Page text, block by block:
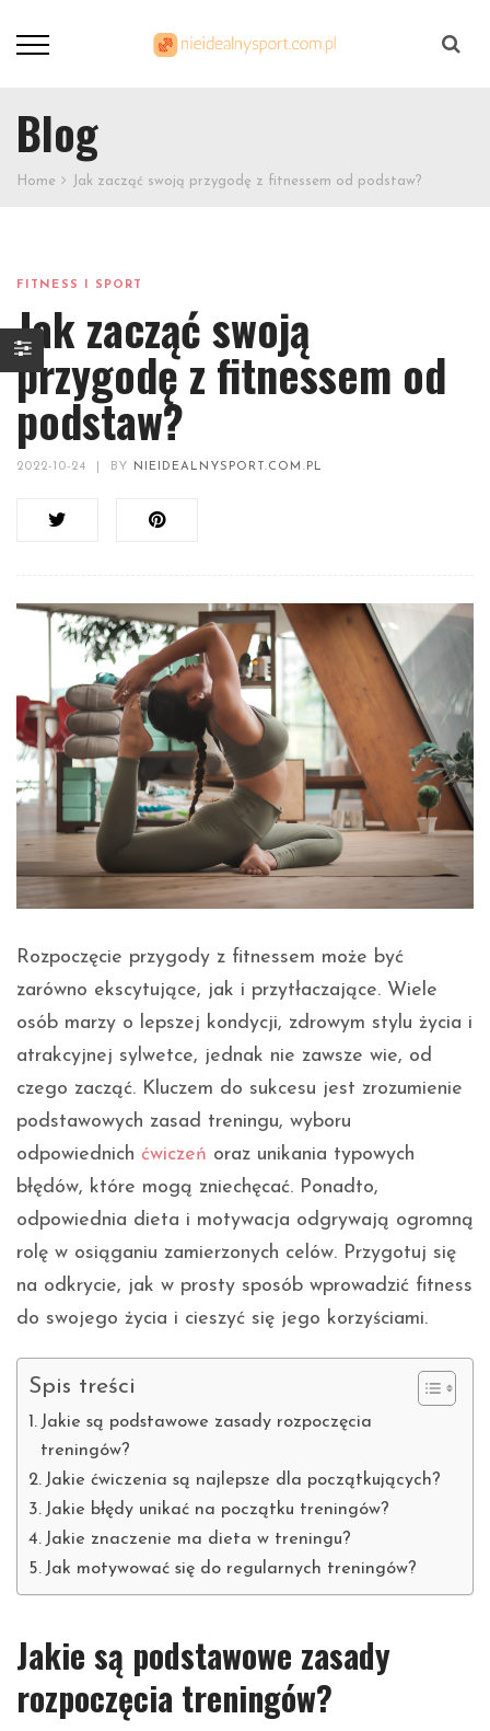
Blog
Home Jak zacząć swoją przygodę z fitnessem od podstaw?
FITNESS I SPORT
Jak zacząć swoją
przygodę z fitnessem od
podstaw?
2022-10-24 BY NIEIDEALNYSPORT.COM.PL
Rozpoczęcie przygody z fitnessem może być
zarówno ekscytujące, jak i przytłaczające. Wiele
osób marzy o lepszej kondycji, zdrowym stylu życia i
atrakcyjnej sylwetce, jednak nie zawsze wie, od
czego zacząć. Kluczem do sukcesu jest zrozumienie
podstawowych zasad treningu, wyboru
odpowiednich ćwiczeń oraz unikania typowych
błędów, które mogą zniechęcać. Ponadto,
odpowiednia dieta i motywacja odgrywają ogromną
rolę w osiąganiu zamierzonych celów. Przygotuj się
na odkrycie, jak w prosty sposób wprowadzić fitness
do swojego życia i cieszyć się jego korzyściami.
Spis treści
Jakie są podstawowe zasady rozpoczęcia
treningów?
Jakie ćwiczenia są najlepsze dla początkujących?
Jakie błędy unikać na początku treningów?
Jakie znaczenie ma dieta w treningu?
Jak motywować się do regularnych treningów?
Jakie są podstawowe zasady
rozpoczęcia treningów?